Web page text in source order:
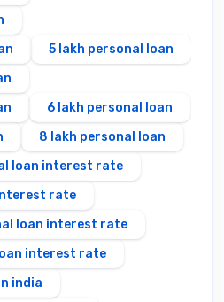
5 lakh personal loan
6 lakh personal loan
8 lakh personal loan
loan interest rate
rate
loan interest rate
interest rate
india